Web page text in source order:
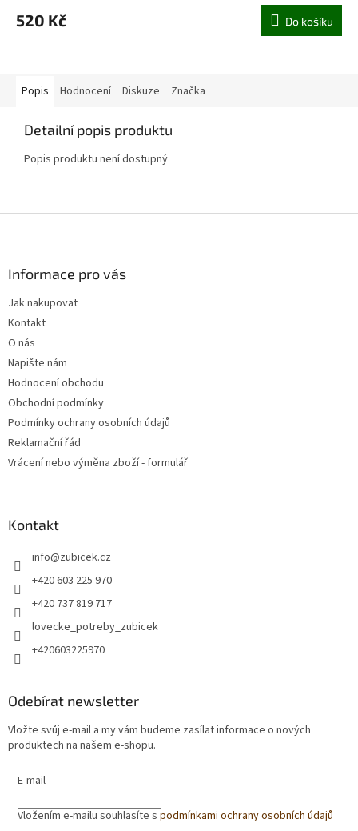
520 Kč Do košíku
Popis Hodnocení Diskuze Značka
Detailní popis produktu
Popis produktu není dostupný
Informace pro vás
Jak nakupovat
Kontakt
O nás
Napište nám
Hodnocení obchodu
Obchodní podmínky
Podmínky ochrany osobních údajů
Reklamační řád
Vrácení nebo výměna zboží - formulář
Kontakt
info@zubicek.cz
+420 603 225 970
+420 737 819 717
lovecke_potreby_zubicek
+420603225970
Odebírat newsletter
Vložte svůj e-mail a my vám budeme zasílat informace o nových
produktech na našem e-shopu.
E-mail
Vložením e-mailu souhlasíte s podmínkami ochrany osobních údajů